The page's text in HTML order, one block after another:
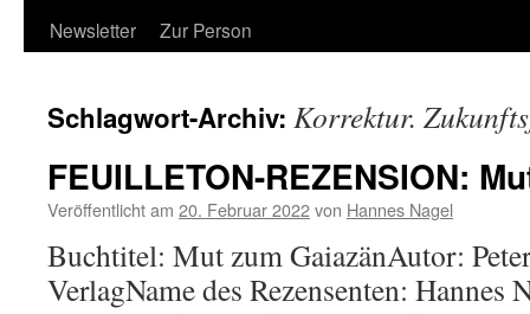
Newsletter
Zur Person
Schlagwort-Archiv: Korrektur.
FEUILLETON-REZENSION:
Veröffentlicht am 20. Februar 2022von Hannes Nagel
Buchtitel: Mut zum GaiazänAutor:
VerlagName des Rezensenten: Hannes